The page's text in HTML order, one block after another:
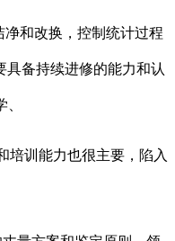
和改换，控制统计过程
具备持续进修的能力和认
训能力也很主要，陷入